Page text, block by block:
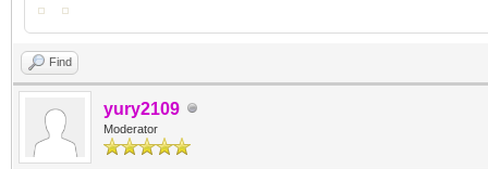
Find
yury2109
Moderator